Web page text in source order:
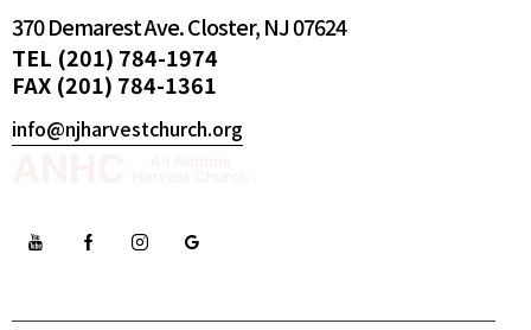
370 Demarest Ave. Closter, NJ 07624
TEL (201) 784-1974
FAX (201) 784-1361
info@njharvestchurch.org